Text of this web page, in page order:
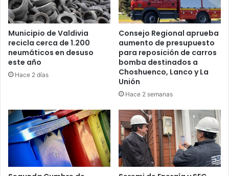
Municipio de Valdivia
recicla cerca de 1.200
neumáticos en desuso
este año
Hace 2 días
Consejo Regional aprueba
aumento de presupuesto
para reposición de carros
bomba destinados a
Choshuenco, Lanco y La
Unión
Hace 2 semanas